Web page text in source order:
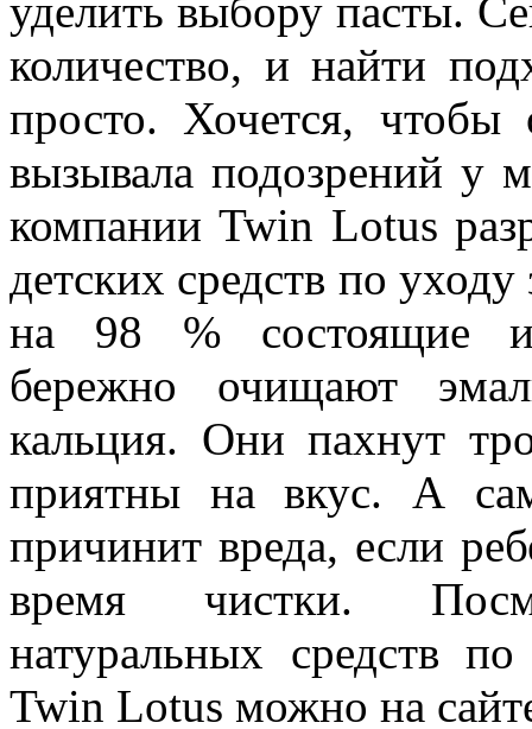
уделить выбору пасты.
количество, и найти
просто. Хочется,
вызывала подозрений у
компании Twin Lotus
детских средств по
на 98 % состоящие
бережно очищают
кальция. Они пахнут
приятны на вкус. А
причинит вреда, если
время чистки.
натуральных средств
Twin Lotus можно на